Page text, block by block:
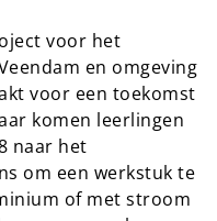
voor het
en omgeving
voor een toekomst
komen leerlingen
naar het
om een werkstuk te
of met stroom